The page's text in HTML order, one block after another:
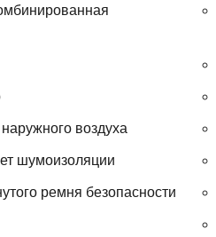
воздуха
шумоизоляции
ремня безопасности